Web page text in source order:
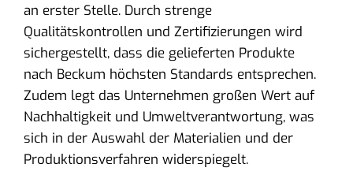
an erster Stelle. Durch strenge
Qualitätskontrollen und Zertifizierungen wird
sichergestellt, dass die gelieferten Produkte
nach Beckum höchsten Standards entsprechen.
Zudem legt das Unternehmen großen Wert auf
Nachhaltigkeit und Umweltverantwortung, was
sich in der Auswahl der Materialien und der
Produktionsverfahren widerspiegelt.